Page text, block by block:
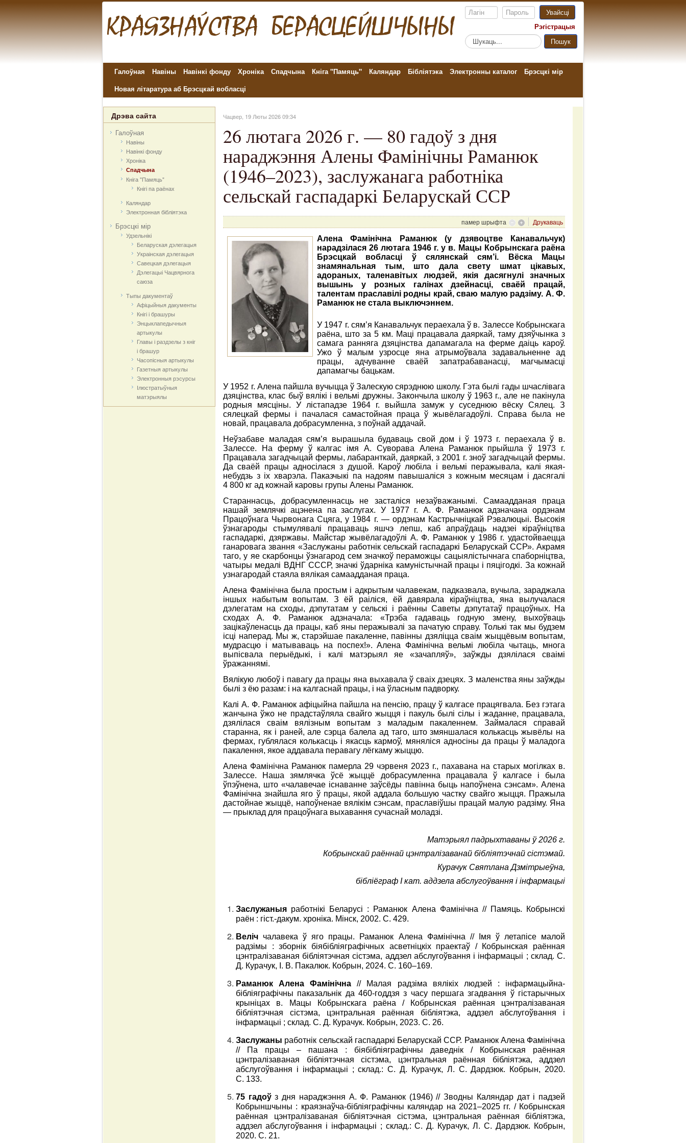
Увайсці
Рэгістрацыя
Пошук...
Пошук
Галоўная Навіны Навінкі фонду Хроніка Спадчына Кніга "Памяць" Каляндар Бібліятэка Электронны каталог
Брэсцкі мір
Новая літаратура аб Брэсцкай вобласці
Дрэва сайта
Галоўная
Навіны
Навінкі фонду
Хроніка
Спадчына
Кніга "Памяць"
Кнігі па раёнах
Каляндар
Электронная бібліятэка
Брэсцкі мір
Удзельнікі
Беларуская дэлегацыя
Украінская дэлегацыя
Савецкая дэлегацыя
Дэлегацыі Чацвярнога
саюза
Тыпы дакументаў
Афіцыйныя дакумeнты
Кнігі і брашуры
Энцыклапедычныя
артыкулы
Главы і раздзелы з кніг
і брашур
Часопісныя артыкулы
Газетныя артыкулы
Электронныя рэсурсы
Ілюстратыўныя
матэрыялы
Чацвер, 19 Люты 2026 09:34
26 лютага 2026 г. — 80 гадоў з дня
нараджэння Алены Фамінічны Раманюк
(1946–2023), заслужанага работніка
сельскай гаспадаркі Беларускай ССР
памер шрыфта
Друкаваць
Алена Фамінічна Раманюк (у дзявоцтве Канавальчук)
нарадзілася 26 лютага 1946 г. у в. Мацы Кобрынскага раёна
Брэсцкай вобласці ў сялянскай сям’і. Вёска Мацы
знамянальная тым, што дала свету шмат цікавых,
адораных, таленавітых людзей, якія дасягнулі значных
вышынь у розных галінах дзейнасці, сваёй працай,
талентам праславілі родны край, сваю малую радзіму. А. Ф.
Раманюк не стала выключэннем.
У 1947 г. сям’я Канавальчук пераехала ў в. Залессе Кобрынскага
раёна, што за 5 км. Маці працавала даяркай, таму дзяўчынка з
самага ранняга дзяцінства дапамагала на ферме даіць кароў.
Ужо ў малым узросце яна атрымоўвала задавальненне ад
працы, адчуванне сваёй запатрабаванасці, магчымасці
дапамагчы бацькам.
У 1952 г. Алена пайшла вучыцца ў Залескую сярэднюю школу. Гэта былі гады шчаслівага
дзяцінства, клас быў вялікі і вельмі дружны. Закончыла школу ў 1963 г., але не пакінула
родныя мясціны. У лістападзе 1964 г. выйшла замуж у суседнюю вёску Сялец. З
сялецкай фермы і пачалася самастойная праца ў жывёлагадоўлі. Справа была не
новай, працавала добрасумленна, з поўнай аддачай.
Неўзабаве маладая сям’я вырашыла будаваць свой дом і ў 1973 г. пераехала ў в.
Залессе. На ферму ў калгас імя А. Суворава Алена Раманюк прыйшла ў 1973 г.
Працавала загадчыцай фермы, лабаранткай, даяркай, з 2001 г. зноў загадчыцай фермы.
Да сваёй працы адносілася з душой. Кароў любіла і вельмі перажывала, калі якая-
небудзь з іх хварэла. Паказчыкі па надоям павышаліся з кожным месяцам і дасягалі
4 800 кг ад кожнай каровы групы Алены Раманюк.
Стараннасць, добрасумленнасць не засталіся незаўважанымі. Самаадданая праца
нашай землячкі ацэнена па заслугах. У 1977 г. А. Ф. Раманюк адзначана ордэнам
Працоўнага Чырвонага Сцяга, у 1984 г. — ордэнам Кастрычніцкай Рэвалюцыі. Высокія
ўзнагароды стымулявалі працаваць яшчэ лепш, каб апраўдаць надзеі кіраўніцтва
гаспадаркі, дзяржавы. Майстар жывёлагадоўлі А. Ф. Раманюк у 1986 г. удастойваецца
ганаровага звання «Заслужаны работнік сельскай гаспадаркі Беларускай ССР». Акрамя
таго, у яе скарбонцы ўзнагарод сем значкоў пераможцы сацыялістычнага спаборніцтва,
чатыры медалі ВДНГ СССР, значкі ўдарніка камуністычнай працы і пяцігодкі. За кожнай
узнагародай стаяла вялікая самаадданая праца.
Алена Фамінічна была простым і адкрытым чалавекам, падказвала, вучыла, зараджала
іншых набытым вопытам. З ёй раіліся, ёй давярала кіраўніцтва, яна вылучалася
дэлегатам на сходы, дэпутатам у сельскі і раённы Саветы дэпутатаў працоўных. На
сходах А. Ф. Раманюк адзначала: «Трэба гадаваць годную змену, выхоўваць
зацікаўленасць да працы, каб яны перажывалі за пачатую справу. Толькі так мы будзем
ісці наперад. Мы ж, старэйшае пакаленне, павінны дзяліцца сваім жыццёвым вопытам,
мудрасцю і матываваць на поспех!». Алена Фамінічна вельмі любіла чытаць, многа
выпісвала перыёдыкі, і калі матэрыял яе «зачапляў», заўжды дзялілася сваімі
ўражаннямі.
Вялікую любоў і павагу да працы яна выхавала ў сваіх дзецях. З маленства яны заўжды
былі з ёю разам: і на калгаснай працы, і на ўласным падворку.
Калі А. Ф. Раманюк афіцыйна пайшла на пенсію, працу ў калгасе працягвала. Без гэтага
жанчына ўжо не прадстаўляла свайго жыцця і пакуль былі сілы і жаданне, працавала,
дзялілася сваім вялізным вопытам з маладым пакаленнем. Займалася справай
старанна, як і раней, але сэрца балела ад таго, што змяншалася колькасць жывёлы на
фермах, гублялася колькасць і якасць кармоў, мяняліся адносіны да працы ў маладога
пакалення, якое аддавала перавагу лёгкаму жыццю.
Алена Фамінічна Раманюк памерла 29 чэрвеня 2023 г., пахавана на старых могілках в.
Залессе. Наша зямлячка ўсё жыццё добрасумленна працавала ў калгасе і была
ўпэўнена, што «чалавечае існаванне заўсёды павінна быць напоўнена сэнсам». Алена
Фамінічна знайшла яго ў працы, якой аддала большую частку свайго жыцця. Пражыла
дастойнае жыццё, напоўненае вялікім сэнсам, праславіўшы працай малую радзіму. Яна
— прыклад для працоўнага выхавання сучаснай моладзі.
Матэрыял падрыхтаваны ў 2026 г.
Кобрынскай раённай цэнтралізаванай бібліятэчнай сістэмай.
Курачук Святлана Дзмітрыеўна,
бібліёграф I кат. аддзела абслугоўвання і інфармацыі
Заслужаныя работнікі Беларусі : Раманюк Алена Фамінічна // Памяць. Кобрынскі
раён : гіст.-дакум. хроніка. Мінск, 2002. С. 429.
Веліч чалавека ў яго працы. Раманюк Алена Фамінічна // Імя ў летапісе малой
радзімы : зборнік біябібліяграфічных асветніцкіх праектаў / Кобрынская раённая
цэнтралізаваная бібліятэчная сістэма, аддзел абслугоўвання і інфармацыі ; склад. С.
Д. Курачук, І. В. Пакалюк. Кобрын, 2024. С. 160–169.
Раманюк Алена Фамінічна// Малая радзіма вялікіх людзей : інфармацыйна-
бібліяграфічны паказальнік да 460-годдзя з часу першага згадвання ў гістарычных
крыніцах в. Мацы Кобрынскага раёна / Кобрынская раённая цэнтралізаваная
бібліятэчная сістэма, цэнтральная раённая бібліятэка, аддзел абслугоўвання і
інфармацыі ; склад. С. Д. Курачук. Кобрын, 2023. С. 26.
Заслужаны работнік сельскай гаспадаркі Беларускай ССР. Раманюк Алена Фамінічна
// Па працы – пашана : біябібліяграфічны даведнік / Кобрынская раённая
цэнтралізаваная бібліятэчная сістэма, цэнтральная раённая бібліятэка, аддзел
абслугоўвання і інфармацыі ; склад.: С. Д. Курачук, Л. С. Дардзюк. Кобрын, 2020.
С. 133.
75 гадоўз дня нараджэння А. Ф. Раманюк (1946) // Зводны Каляндар дат і падзей
Кобрыншчыны : краязнаўча-бібліяграфічны каляндар на 2021–2025 гг. / Кобрынская
раённая цэнтралізаваная бібліятэчная сістэма, цэнтральная раённая бібліятэка,
аддзел абслугоўвання і інфармацыі ; склад.: С. Д. Курачук, Л. С. Дардзюк. Кобрын,
2020. С. 21.